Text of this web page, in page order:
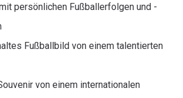
persönlichen Fußballerfolgen und -
Fußballbild von einem talentierten
von einem internationalen